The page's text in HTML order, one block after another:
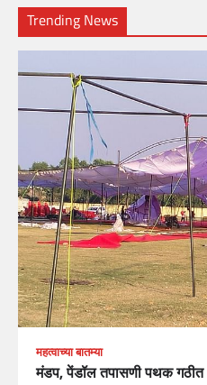
Trending News
महत्वाच्या बातम्या
मंडप, पेंडॉल तपासणी पथक गठीत